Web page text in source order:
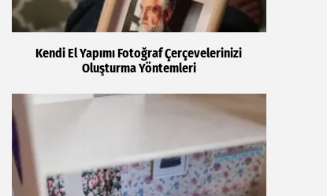
Kendi El Yapımı Fotoğraf Çerçevelerinizi
Oluşturma Yöntemleri